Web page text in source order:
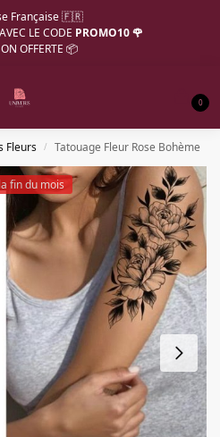
Française 🇫🇷
LE CODE PROMO10 🌹
OFFERTE 📦
0
Fleurs / Tatouage Fleur Rose Bohème
fin du mois